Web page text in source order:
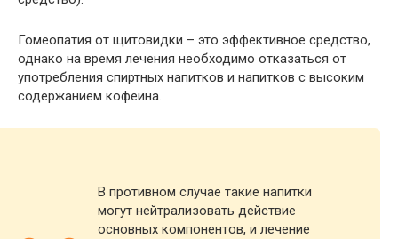
Гомеопатия от щитовидки – это эффективное средство,
однако на время лечения необходимо отказаться от
употребления спиртных напитков и напитков с высоким
содержанием кофеина.
В противном случае такие напитки
могут нейтрализовать действие
основных компонентов, и лечение